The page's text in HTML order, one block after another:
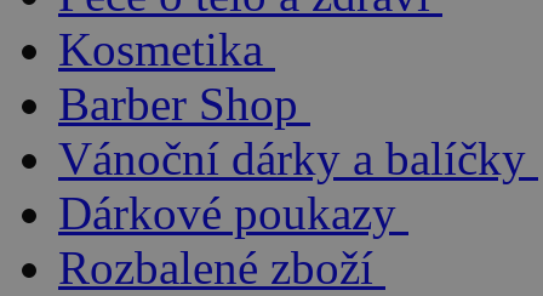
Kosmetika
Barber Shop
Vánoční dárky a balíčky
Dárkové poukazy
Rozbalené zboží